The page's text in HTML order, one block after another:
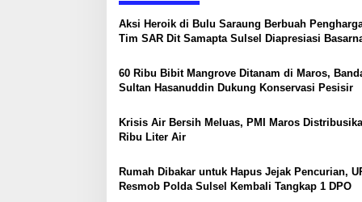
a
v
g
a
t
i
o
n
Aksi Heroik di Bulu Saraung Berbuah
Tim SAR Dit Samapta Sulsel Diapresiasi
60 Ribu Bibit Mangrove Ditanam di Maros,
Sultan Hasanuddin Dukung Konservasi Pesisir
Krisis Air Bersih Meluas, PMI Maros
Ribu Liter Air
Rumah Dibakar untuk Hapus Jejak Pencurian,
Resmob Polda Sulsel Kembali Tangkap 1 DPO